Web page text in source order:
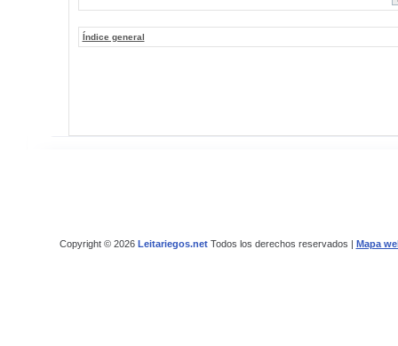
Índice general
Copyright © 2026 Leitariegos.netTodos los derechos reservados | Mapa